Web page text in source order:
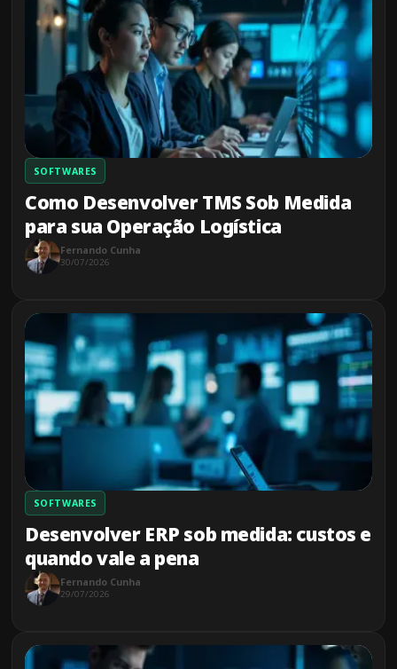
SOFTWARES
Como Desenvolver TMS Sob Medida
para sua Operação Logística
Fernando Cunha
30/07/2026
SOFTWARES
Desenvolver ERP sob medida: custos e
quando vale a pena
Fernando Cunha
29/07/2026